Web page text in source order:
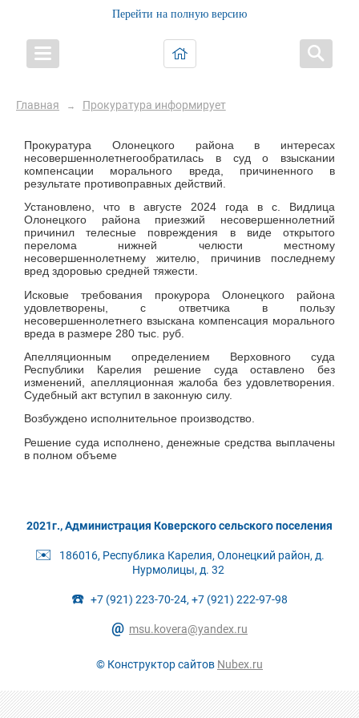
Перейти на полную версию
Главная → Прокуратура информирует
Прокуратура Олонецкого района в интересах
несовершеннолетнегообратилась в суд о взыскании
компенсации морального вреда, причиненного в
результате противоправных действий.
Установлено, что в августе 2024 года в с. Видлица
Олонецкого района приезжий несовершеннолетний
причинил телесные повреждения в виде открытого
перелома нижней челюсти местному
несовершеннолетнему жителю, причинив последнему
вред здоровью средней тяжести.
Исковые требования прокурора Олонецкого района
удовлетворены, с ответчика в пользу
несовершеннолетнего взыскана компенсация морального
вреда в размере 280 тыс. руб.
Апелляционным определением Верховного суда
Республики Карелия решение суда оставлено без
изменений, апелляционная жалоба без удовлетворения.
Судебный акт вступил в законную силу.
Возбуждено исполнительное производство.
Решение суда исполнено, денежные средства выплачены
в полном объеме
2021г., Администрация Коверского сельского поселения
✉️ 186016, Республика Карелия, Олонецкий район, д.
Нурмолицы, д. 32
☎️ +7 (921) 223-70-24, +7 (921) 222-97-98
@ msu.kovera@yandex.ru
© Конструктор сайтов Nubex.ru